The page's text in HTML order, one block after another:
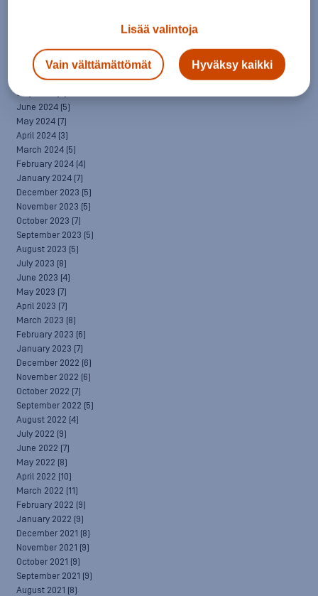
October 2024(8)
September 2024(4)
August 2024(6)
July 2024
June 2024 (5)
May 2024 (7)
April 2024 (3)
March 2024 (5)
February 2024 (4)
January 2024 (7)
December 2023 (5)
November 2023 (5)
October 2023 (7)
September 2023 (5)
August 2023 (5)
July 2023 (8)
June 2023 (4)
May 2023 (7)
April 2023 (7)
March 2023 (8)
February 2023 (6)
January 2023 (7)
December 2022 (6)
November 2022 (6)
October 2022 (7)
September 2022 (5)
August 2022 (4)
July 2022 (9)
June 2022 (7)
May 2022 (8)
April 2022 (10)
March 2022 (11)
February 2022 (9)
January 2022 (9)
December 2021 (8)
November 2021 (9)
October 2021 (9)
September 2021 (9)
August 2021 (8)
Lisää valintoja
Vain välttämättömät Hyväksy kaikki